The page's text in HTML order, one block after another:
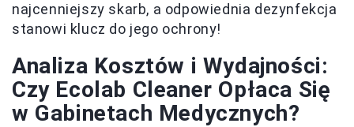
najcenniejszy skarb, a odpowiednia dezynfekcja
stanowi klucz do jego ochrony!
Analiza Kosztów i Wydajności:
Czy Ecolab Cleaner Opłaca Się
w Gabinetach Medycznych?